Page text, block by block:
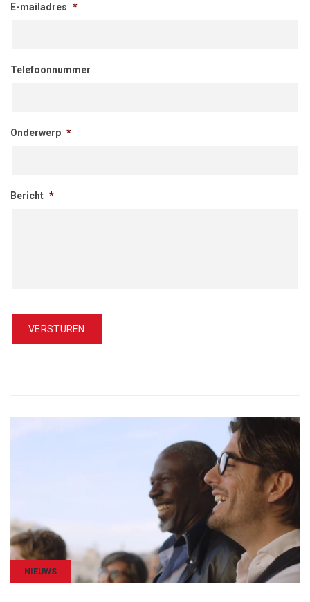
E-mailadres *
Telefoonnummer
Onderwerp *
Bericht *
NIEUWS